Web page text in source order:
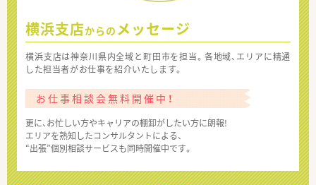
横浜支店からの メッセージ
横浜支店は神奈川県内全域と町田市を担当。各地域、エリアに精通
した担当者がお仕事を紹介いたします。
お仕事相談会無料開催中！
更に、お忙しい方やキャリアの棚卸がしたい方に朗報!
エリアを熟知したコンサルタントによる、
“出張”個別相談サービスも同時開催中です。